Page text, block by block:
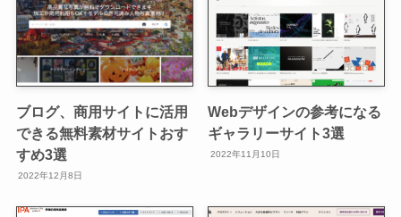
ブログ、商用サイトに活用
できる無料素材サイトおす
すめ3選
2022年12月8日
Webデザインの参考になる
ギャラリーサイト3選
2022年11月10日